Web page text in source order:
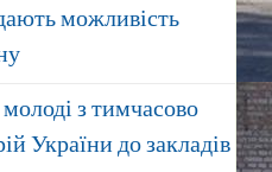
можливість
з тимчасово
України до закладів